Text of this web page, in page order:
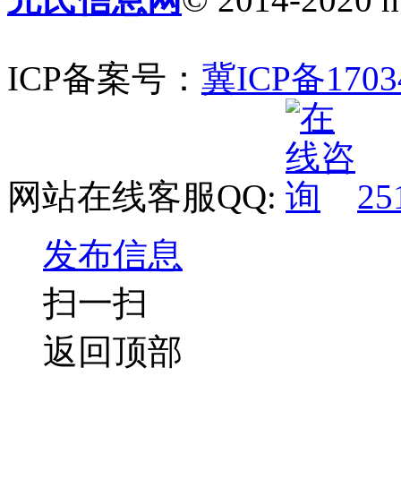
ICP备案号： 冀ICP备
网站在线客服QQ:
发布信息
扫一扫
返回顶部